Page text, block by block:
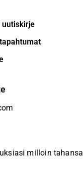
uutiskirje
milloin tahansa